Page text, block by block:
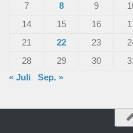
7
8 9
14
15 16
21
22 23
28
29 30
« Juli
Sep. »